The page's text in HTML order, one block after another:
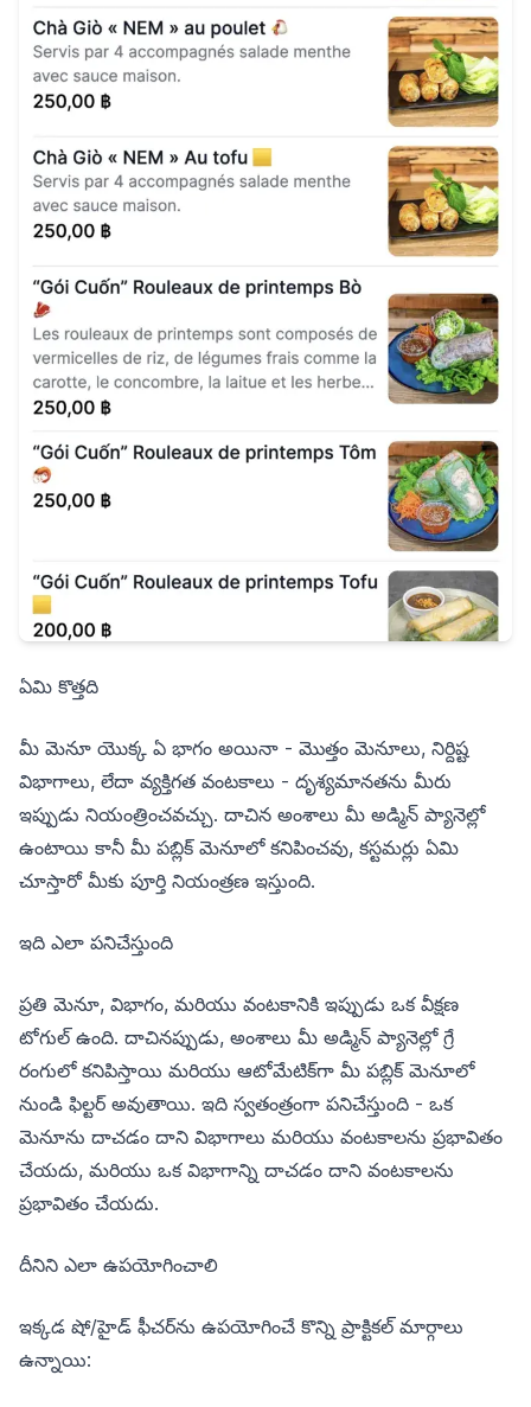
ఏమి కొత్తది
మీ మెనూ యొక్క ఏ భాగం అయినా - మొత్తం మెనూలు, నిర్దిష్ట
విభాగాలు, లేదా వ్యక్తిగత వంటకాలు - దృశ్యమానతను మీరు
ఇప్పుడు నియంత్రించవచ్చు. దాచిన అంశాలు మీ అడ్మిన్ ప్యానెల్లో
ఉంటాయి కానీ మీ పబ్లిక్ మెనూలో కనిపించవు, కస్టమర్లు ఏమి
చూస్తారో మీకు పూర్తి నియంత్రణ ఇస్తుంది.
ఇది ఎలా పనిచేస్తుంది
ప్రతి మెనూ, విభాగం, మరియు వంటకానికి ఇప్పుడు ఒక వీక్షణ
టోగుల్ ఉంది. దాచినప్పుడు, అంశాలు మీ అడ్మిన్ ప్యానెల్లో గ్రే
రంగులో కనిపిస్తాయి మరియు ఆటోమేటిక్‌గా మీ పబ్లిక్ మెనూలో
నుండి ఫిల్టర్ అవుతాయి. ఇది స్వతంత్రంగా పనిచేస్తుంది - ఒక
మెనూను దాచడం దాని విభాగాలు మరియు వంటకాలను ప్రభావితం
చేయదు, మరియు ఒక విభాగాన్ని దాచడం దాని వంటకాలను
ప్రభావితం చేయదు.
దీనిని ఎలా ఉపయోగించాలి
ఇక్కడ షో/హైడ్ ఫీచర్‌ను ఉపయోగించే కొన్ని ప్రాక్టికల్ మార్గాలు
ఉన్నాయి: